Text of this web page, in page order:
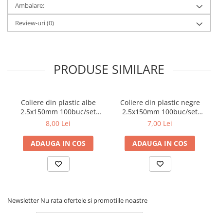
Ambalare:
Review-uri(0)
PRODUSE SIMILARE
Coliere din plastic albe
2.5x150mm 100buc/set
Inter-S
8,00 Lei
ADAUGA IN COS
Coliere din plastic negre
2.5x150mm 100buc/set
Inter-S
7,00 Lei
ADAUGA IN COS
Newsletter Nu rata ofertele si promotiile noastre